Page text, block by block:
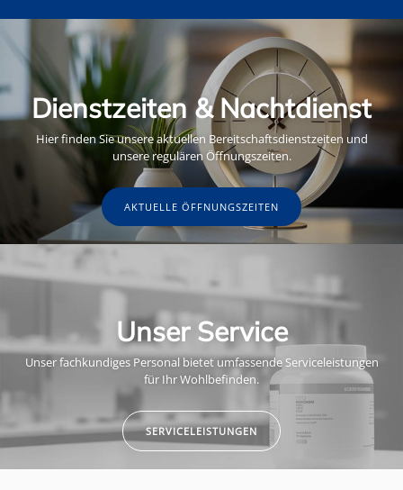
Dienstzeiten & Nachtdienst
Hier finden Sie unsere aktuellen Bereitschaftsdienstzeiten und
unsere regulären Öffnungszeiten.
AKTUELLE ÖFFNUNGSZEITEN
Unser Service
Unser fachkundiges Personal bietet umfassende Serviceleistungen
für Ihr Wohlbefinden.
SERVICELEISTUNGEN